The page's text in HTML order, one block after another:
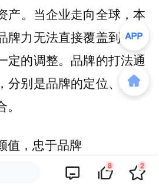
。 当企业走向全球，本
牌力无法直接覆盖到海外
定的调整。品牌的打法通
分别是品牌的定位、品牌
值，忠于品牌
兼总监Fernando Arendar
8 2